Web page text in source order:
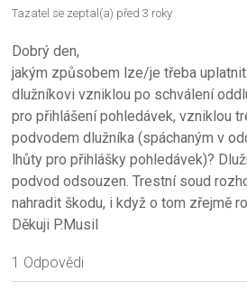
Tazatel se zeptal(a) před 3 roky
Dobrý den,
jakým způsobem lze/je třeba
dlužníkovi vzniklou po schválení
pro přihlášení pohledávek, vzniklou
podvodem dlužníka (spáchaným v
lhůty pro přihlášky pohledávek)?
podvod odsouzen. Trestní soud
nahradit škodu, i když o tom zřejmě
Děkuji P.Musil
1 Odpovědi